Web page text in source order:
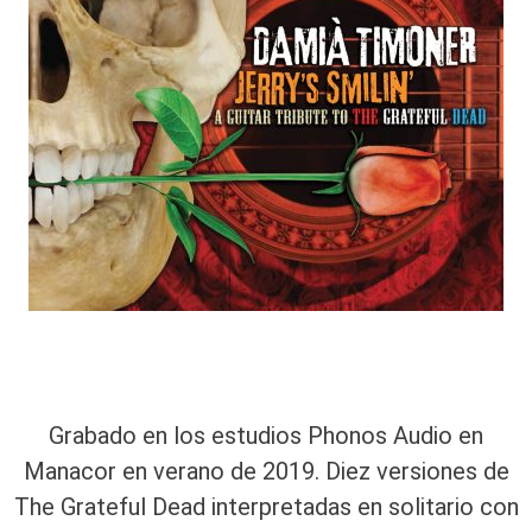
Grabado en los estudios Phonos Audio en
Manacor en verano de 2019. Diez versiones de
The Grateful Dead interpretadas en solitario con